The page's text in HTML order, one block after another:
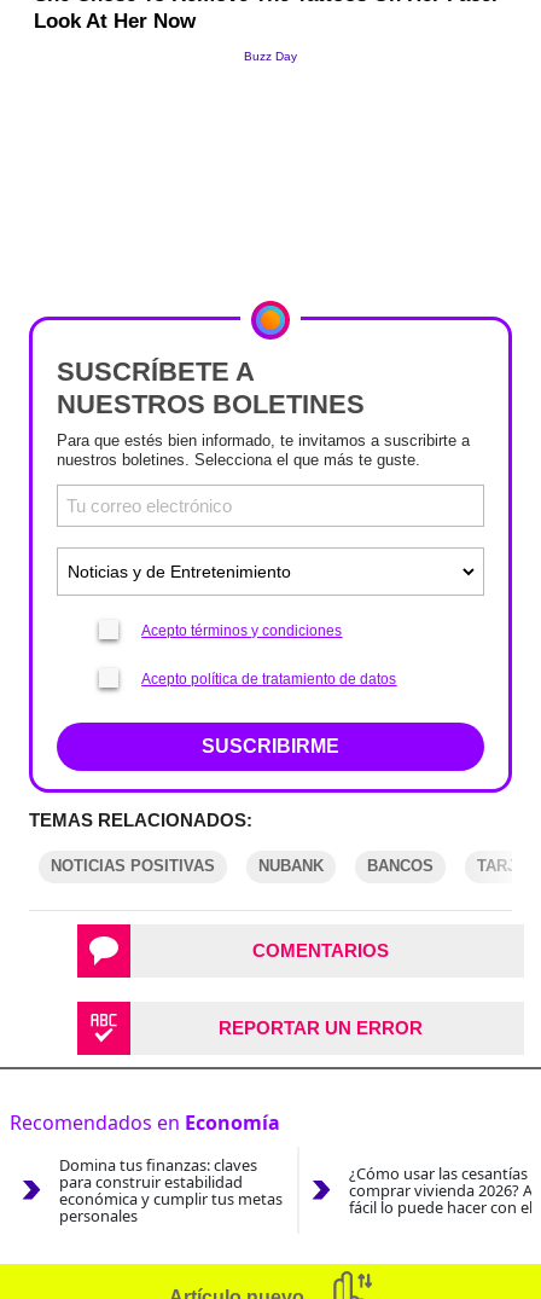
SUSCRÍBETE A
NUESTROS BOLETINES
Para que estés bien informado, te invitamos a suscribirte a
nuestros boletines. Selecciona el que más te guste.
Acepto términos y condiciones
Acepto política de tratamiento de datos
SUSCRIBIRME
TEMAS RELACIONADOS:
NOTICIAS POSITIVAS NUBANK BANCOS
COMENTARIOS
REPORTAR UN ERROR
Recomendados en Economía
Domina tus finanzas: claves
para construir estabilidad
económica y cumplir tus metas
personales
¿Cómo usar las cesantías
comprar vivienda 2026?
fácil lo puede hacer con el